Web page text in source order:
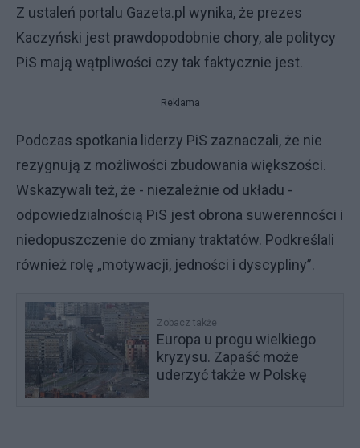
Z ustaleń portalu Gazeta.pl wynika, że prezes
Kaczyński jest prawdopodobnie chory, ale politycy
PiS mają wątpliwości czy tak faktycznie jest.
Reklama
Podczas spotkania liderzy PiS zaznaczali, że nie
rezygnują z możliwości zbudowania większości.
Wskazywali też, że - niezależnie od układu -
odpowiedzialnością PiS jest obrona suwerenności i
niedopuszczenie do zmiany traktatów. Podkreślali
również rolę „motywacji, jedności i dyscypliny”.
Zobacz także
Europa u progu wielkiego
kryzysu. Zapaść może
uderzyć także w Polskę